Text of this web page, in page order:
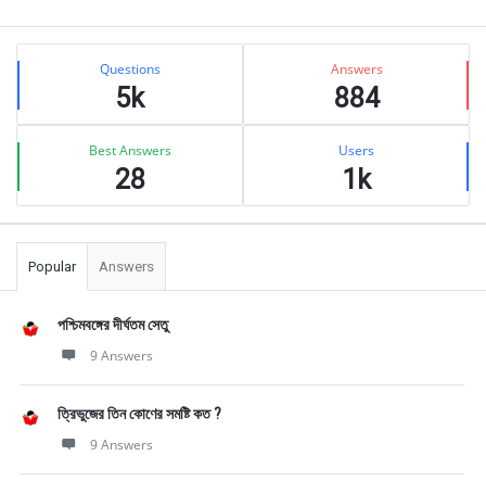
Sidebar
Stats Questions
5k
Answers
884
Best Answers
28
Users
1k
Popular Answers
পশ্চিমবঙ্গের দীর্ঘতম সেতু
9 Answers
ত্রিভুজের তিন কোণের সমষ্টি কত ?
9 Answers